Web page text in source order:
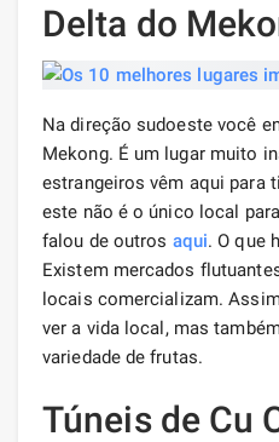
Delta do
Na direção sudoeste você
Mekong. É um lugar muito
estrangeiros vêm aqui para
este não é o único local
falou de outros aqui. O que
Existem mercados
locais comercializam.
ver a vida local, mas
variedade de frutas.
Túneis de Cu